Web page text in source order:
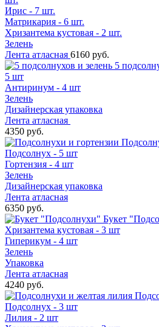
Ирис - 7 шт.
Матрикария - 6 шт.
Хризантема кустовая - 2 шт.
Зелень
Лента атласная 6160 руб.
5
5 шт
Антиринум - 4 шт
Зелень
Дизайнерская упаковка
Лента атласная
4350 руб.
Подсолнух - 5 шт
Гортензия - 4 шт
Зелень
Дизайнерская упаковка
Лента атласная
6350 руб.
Букет
Хризантема кустовая - 3 шт
Гиперикум - 4 шт
Зелень
Упаковка
Лента атласная
4240 руб.
Подсолнух - 3 шт
Лилия - 2 шт